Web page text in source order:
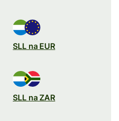
SLL na EUR
SLL na ZAR